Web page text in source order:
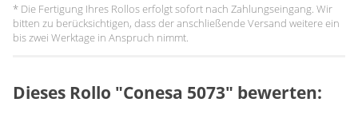
* Die Fertigung Ihres Rollos erfolgt sofort nach Zahlungseingang. Wir
bitten zu berücksichtigen, dass der anschließende Versand weitere ein
bis zwei Werktage in Anspruch nimmt.
Dieses Rollo "Conesa 5073" bewerten: